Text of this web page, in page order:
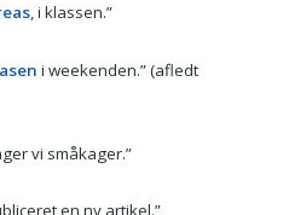
, i klassen.”
i weekenden.” (afledt
vi småkager.”
en ny artikel.”